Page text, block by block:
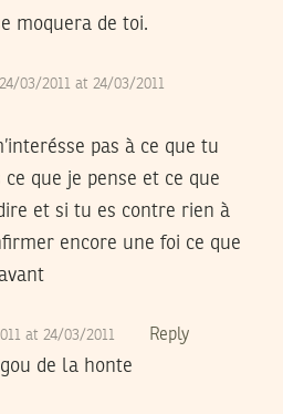
moquera de toi.
03/2011 at 24/03/2011
pas à ce que tu
ce que je pense et ce que
et si tu es contre rien à
encore une foi ce que
at 24/03/2011 Reply
de la honte